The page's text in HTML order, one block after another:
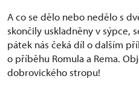
A co se dělo nebo nedělo s
skončily uskladněny v sýpce,
pátek nás čeká díl o dalším
o příběhu Romula a Rema.
dobrovického stropu!